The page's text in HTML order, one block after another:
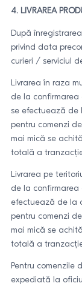
4. LIVRAREA
După
privind data
curieri / serviciul
Livrarea în raza
de la confirmarea
se efectuează de
pentru comenzi
mai mică se
totală a
Livrarea pe
de la confirmarea
efectuează de la
pentru comenzi
mai mică se
totală a
Pentru comenzile
expediată la